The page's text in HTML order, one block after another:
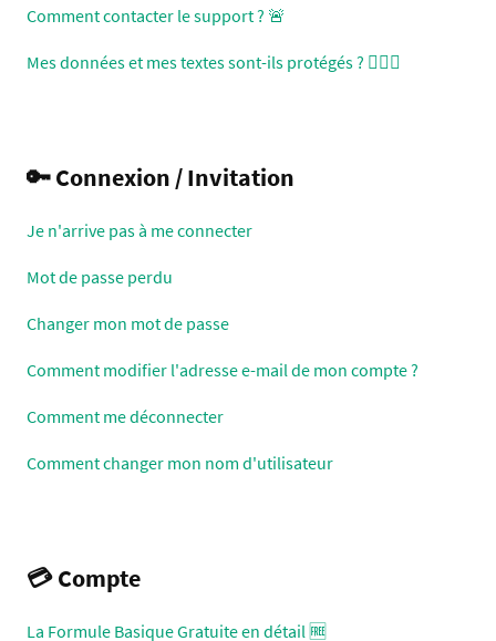
Comment contacter le support ? 🚨
Mes données et mes textes sont-ils protégés ? 👮🏻‍♂️
🔑 Connexion / Invitation
Je n'arrive pas à me connecter
Mot de passe perdu
Changer mon mot de passe
Comment modifier l'adresse e-mail de mon compte ?
Comment me déconnecter
Comment changer mon nom d'utilisateur
💳 Compte
La Formule Basique Gratuite en détail 🆓